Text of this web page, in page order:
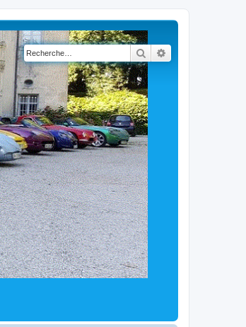
Rechercher